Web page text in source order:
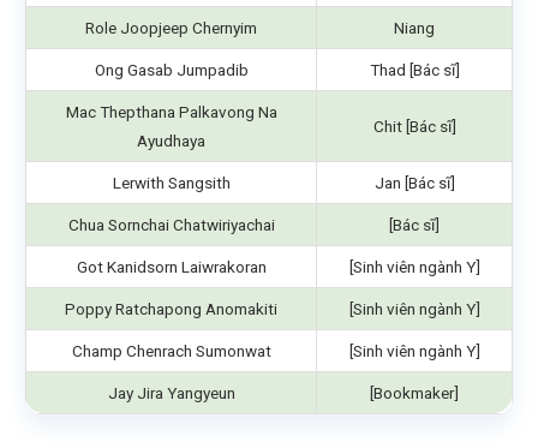
Role Joopjeep Chernyim Niang
Ong Gasab Jumpadib Thad [Bác sĩ]
Mac Thepthana Palkavong Na
Ayudhaya
Chit [Bác sĩ]
Lerwith Sangsith Jan [Bác sĩ]
Chua Sornchai Chatwiriyachai [Bác sĩ]
Got Kanidsorn Laiwrakoran [Sinh viên ngành Y]
Poppy Ratchapong Anomakiti [Sinh viên ngành Y]
Champ Chenrach Sumonwat [Sinh viên ngành Y]
Jay Jira Yangyeun [Bookmaker]